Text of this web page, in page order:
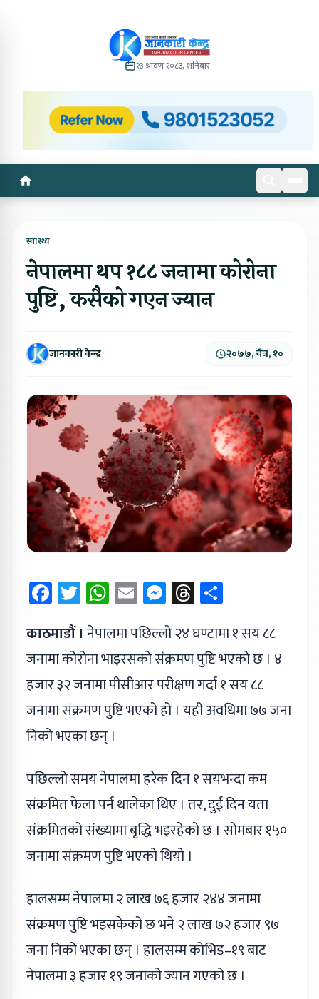
२३ श्रावण २०८३, शनिबार
स्वास्थ्य
नेपालमा थप १८८ जनामा कोरोना
पुष्टि, कसैको गएन ज्यान
जानकारी केन्द्र २०७७, चैत्र, १०
Facebook
Twitter
WhatsApp
EmailMessenger
Threads
काठमाडौं । नेपालमा पछिल्लो २४ घण्टामा १ सय ८८
जनामा कोरोना भाइरसको संक्रमण पुष्टि भएको छ । ४
हजार ३२ जनामा पीसीआर परीक्षण गर्दा १ सय ८८
जनामा संक्रमण पुष्टि भएको हो । यही अवधिमा ७७ जना
निको भएका छन् ।
पछिल्लो समय नेपालमा हरेक दिन १ सयभन्दा कम
संक्रमित फेला पर्न थालेका थिए । तर, दुई दिन यता
संक्रमितको संख्यामा बृद्धि भइरहेको छ । सोमबार १५०
जनामा संक्रमण पुष्टि भएको थियो ।
हालसम्म नेपालमा २ लाख ७६ हजार २४४ जनामा
संक्रमण पुष्टि भइसकेको छ भने २ लाख ७२ हजार ९७
जना निको भएका छन् । हालसम्म कोभिड–१९ बाट
नेपालमा ३ हजार १९ जनाको ज्यान गएको छ ।